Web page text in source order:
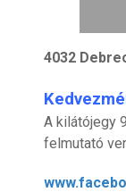
4032
A kilátójegy
felmutató